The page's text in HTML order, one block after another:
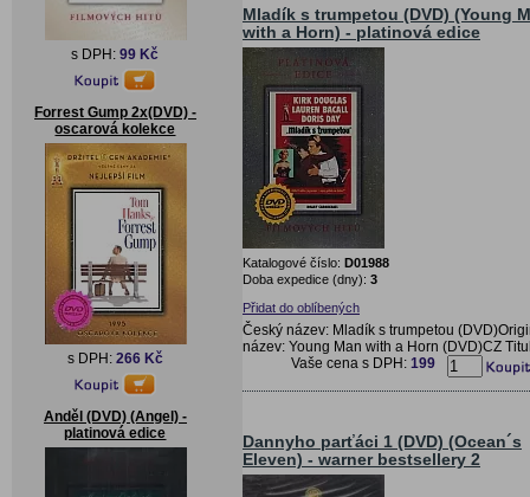
s DPH:99 Kč
Forrest Gump 2x(DVD) -
oscarová kolekce
s DPH: 266 Kč
Anděl (DVD) (Angel) -
platinová edice
Mladík s trumpetou (DVD) (Young
with a Horn) - platinová edice
Katalogové číslo: D01988
Doba expedice (dny): 3
Přidat do oblíbených
Český název: Mladík s trumpetou
název: Young Man with a Horn (DVD)CZ
Vaše cena s DPH: 199
Dannyho parťáci 1 (DVD) (Ocean´s
Eleven) - warner bestsellery 2